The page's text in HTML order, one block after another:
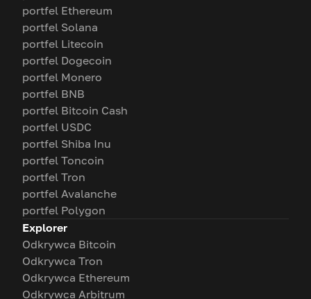
portfel Ethereum
portfel Solana
portfel Litecoin
portfel Dogecoin
portfel Monero
portfel BNB
portfel Bitcoin Cash
portfel USDC
portfel Shiba Inu
portfel Toncoin
portfel Tron
portfel Avalanche
portfel Polygon
Explorer
Odkrywca Bitcoin
Odkrywca Tron
Odkrywca Ethereum
Odkrywca Arbitrum